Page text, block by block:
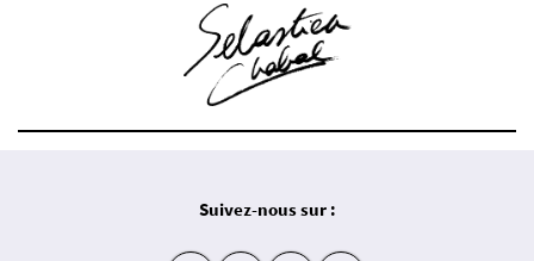
Suivez-nous sur :